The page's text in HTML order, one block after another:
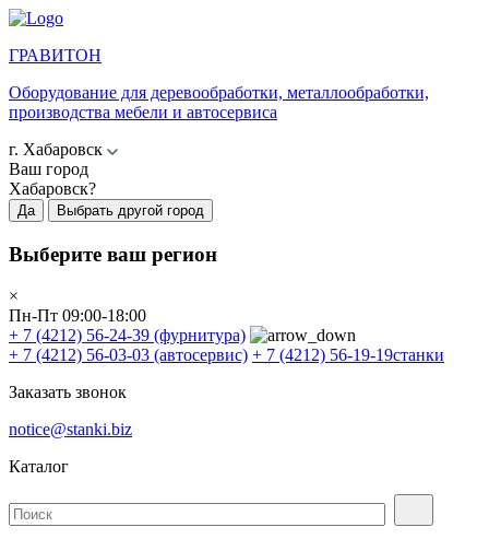
ГРАВИТОН
Оборудование для деревообработки, металлообработки,
производства мебели и автосервиса
г. Хабаровск
Ваш город
Хабаровск?
Да Выбрать другой город
Выберите ваш регион
×
Пн-Пт 09:00-18:00
+ 7 (4212) 56-24-39 (фурнитура)
+ 7 (4212) 56-03-03 (автосервис) + 7 (4212) 56-19-19станки
Заказать звонок
notice@stanki.biz
Каталог